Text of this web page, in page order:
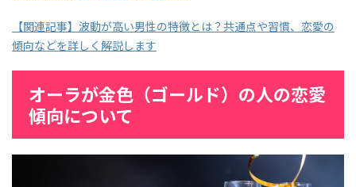
【関連記事】波動が高い男性の特徴とは？共通点や習慣、恋愛の
傾向などを詳しく解説します
オーラが金色（ゴールド）の人の恋愛
傾向について